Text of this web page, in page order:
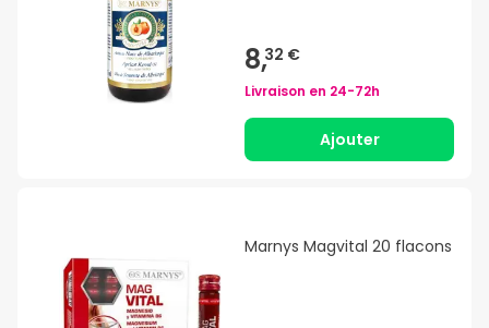
8,32 €
Livraison en 24-72h
Ajouter
Marnys Magvital 20 flacons